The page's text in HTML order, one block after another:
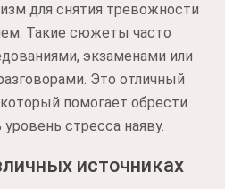
для снятия тревожности
Такие сюжеты часто
экзаменами или
Это отличный
помогает обрести
стресса наяву.
источниках